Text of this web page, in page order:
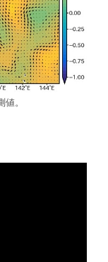
。